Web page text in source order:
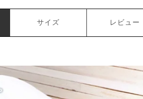
サイズ レビュー